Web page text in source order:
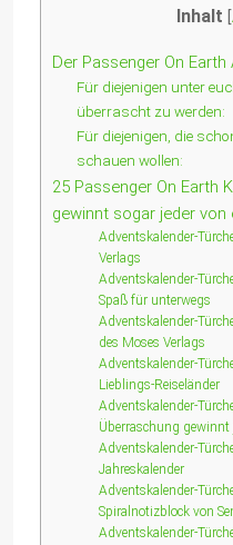
Inhalt
Der Passenger On
Für diejenigen unter
überrascht zu werden:
Für diejenigen, die
schauen wollen:
25 Passenger On Earth
gewinnt sogar jeder von
Adventskalender-
Verlags
Adventskalender-
Spaß für unterwegs
Adventskalender-
des Moses Verlags
Adventskalender-
Lieblings-Reiseländer
Adventskalender-
Überraschung gewinnt
Adventskalender-
Jahreskalender
Adventskalender-
Spiralnotizblock von
Adventskalender-